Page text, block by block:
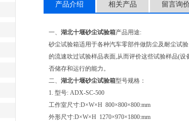
产品介绍 相关产品 留言询价
一、 湖北十堰砂尘试验箱产品用途:
砂尘试验箱适用于各种汽车零部件做防尘及耐尘试
的流速吹过试验样品表面,从而评价这些试验样品(
否储存和运行的能力。
二、 湖北十堰砂尘试验箱型号规格：
1. 型号: ADX-SC-500
工作室尺寸:D×W×H 800×800×800:mm
外形尺寸:D×W×H 1270×970×1800:mm